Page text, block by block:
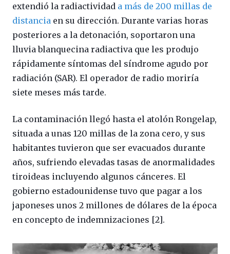
extendió la radiactividad a más de 200 millas de
distancia en su dirección. Durante varias horas
posteriores a la detonación, soportaron una
lluvia blanquecina radiactiva que les produjo
rápidamente síntomas del síndrome agudo por
radiación (SAR). El operador de radio moriría
siete meses más tarde.
La contaminación llegó hasta el atolón Rongelap,
situada a unas 120 millas de la zona cero, y sus
habitantes tuvieron que ser evacuados durante
años, sufriendo elevadas tasas de anormalidades
tiroideas incluyendo algunos cánceres. El
gobierno estadounidense tuvo que pagar a los
japoneses unos 2 millones de dólares de la época
en concepto de indemnizaciones [2].